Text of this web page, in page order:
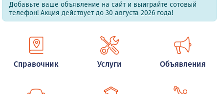
Добавьте ваше объявление на сайт и выиграйте сотовый
телефон! Акция действует до 30 августа 2026 года!
Справочник Услуги Объявления